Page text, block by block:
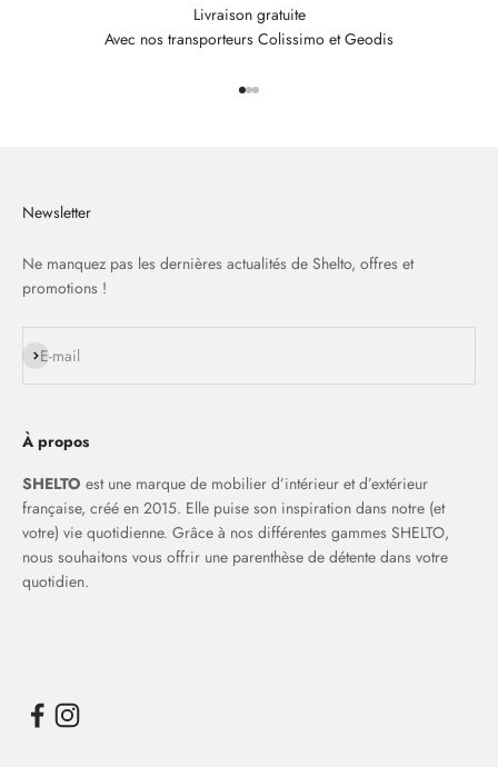
Livraison gratuite
Avec nos transporteurs Colissimo et Geodis
Newsletter
Ne manquez pas les dernières actualités de Shelto, offres et
promotions !
E-mail
S'inscrire
À propos
SHELTO est une marque de mobilier d’intérieur et d’extérieur
française, créé en 2015. Elle puise son inspiration dans notre (et
votre) vie quotidienne. Grâce à nos différentes gammes SHELTO,
nous souhaitons vous offrir une parenthèse de détente dans votre
quotidien.